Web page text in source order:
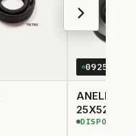
ANELLO
25X52X8/